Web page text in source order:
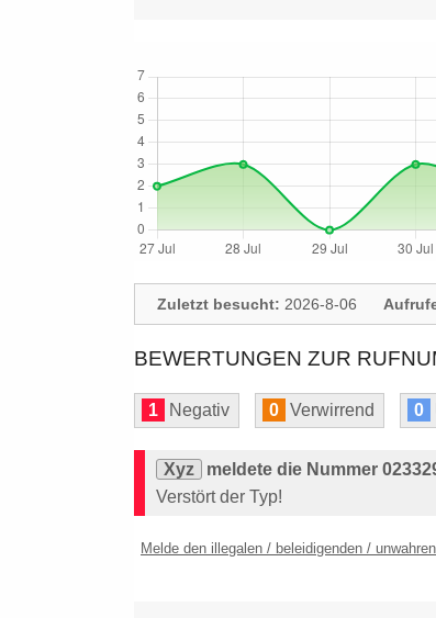
Zuletzt besucht: 2026-8-06
BEWERTUNGEN ZUR
1 Negativ 0 Verwirrend 0
Xyz
meldete die Nummer
Verstört der Typ!
Melde den illegalen / beleidigenden /